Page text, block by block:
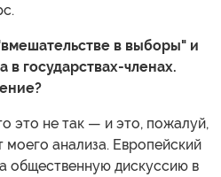
в выборы" и
государствах-членах.
это не так — и это, пожалуй,
анализа. Европейский
общественную дискуссию в